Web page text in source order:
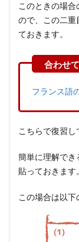
このときの場
ので、この二重
ておきます。
フランス語
こちらで復習し
簡単に理解でき
貼っておきます。
この場合は以下